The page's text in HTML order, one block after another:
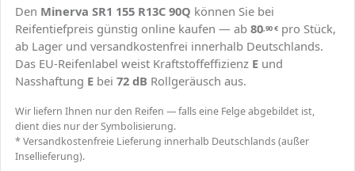
Den Minerva SR1 155 R13C 90Q können Sie bei
Reifentiefpreis günstig online kaufen — ab 80,90€ pro Stück,
ab Lager und versandkostenfrei innerhalb Deutschlands.
Das EU-Reifenlabel weist Kraftstoffeffizienz E und
Nasshaftung E bei 72 dB Rollgeräusch aus.
Wir liefern Ihnen nur den Reifen — falls eine Felge abgebildet ist,
dient dies nur der Symbolisierung.
* Versandkostenfreie Lieferung innerhalb Deutschlands (außer
Insellieferung).